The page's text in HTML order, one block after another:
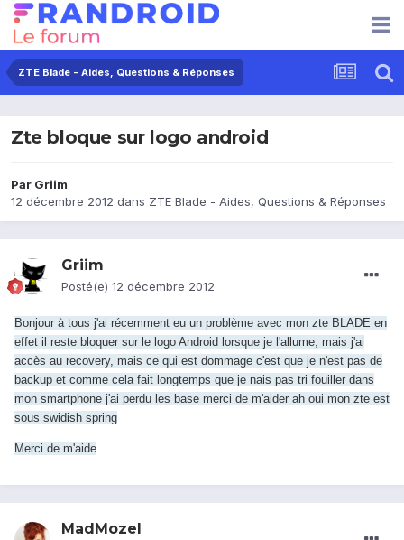
ZTE Blade - Aides, Questions & Réponses
Zte bloque sur logo android
Par Griim
12 décembre 2012 dans ZTE Blade - Aides, Questions & Réponses
Griim
Posté(e) 12 décembre 2012
Bonjour à tous j'ai récemment eu un problème avec mon zte BLADE en
effet il reste bloquer sur le logo Android lorsque je l'allume, mais j'ai
accès au recovery, mais ce qui est dommage c'est que je n'est pas de
backup et comme cela fait longtemps que je nais pas tri fouiller dans
mon smartphone j'ai perdu les base merci de m'aider ah oui mon zte est
sous swidish spring
Merci de m'aide
MadMozel